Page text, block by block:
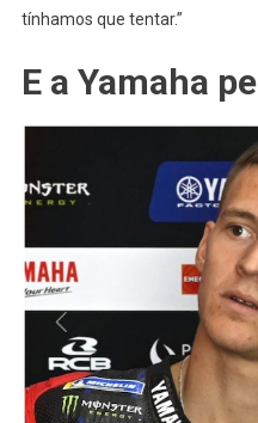
tínhamos que tentar.”
E a Yamaha